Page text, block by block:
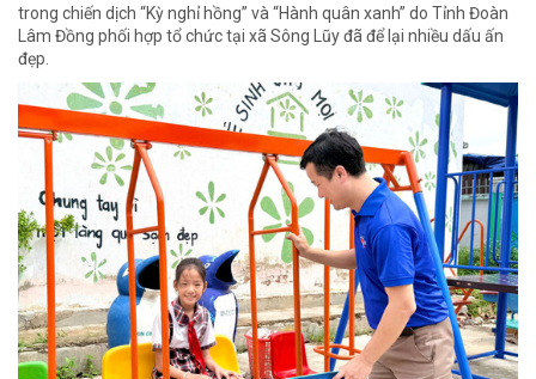
trong chiến dịch “Kỳ nghỉ hồng” và “Hành quân xanh” do Tỉnh Đoàn
Lâm Đồng phối hợp tổ chức tại xã Sông Lũy đã để lại nhiều dấu ấn
đẹp.